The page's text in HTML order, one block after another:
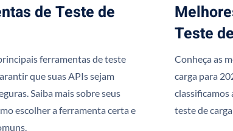
de Teste de
ferramentas de teste
que suas APIs sejam
Saiba mais sobre seus
escolher a ferramenta certa e
Teste
Conheça as
carga para
classificamos
teste de